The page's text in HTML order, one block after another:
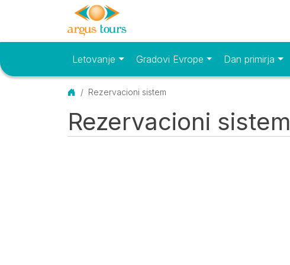
Osnovni meniLetovanje Gradovi Evrope Dan primirja
Početna
Rezervacioni sistem
Rezervacioni sistem